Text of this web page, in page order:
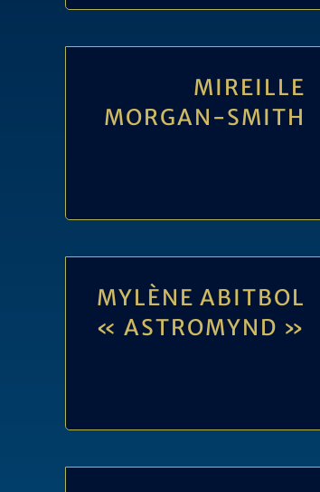
MIREILLE
MORGAN-SMITH
MYLÈNE ABITBOL
« ASTROMYND »